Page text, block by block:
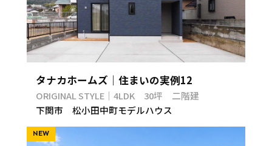
タナカホームズ｜住まいの実例12
ORIGINAL STYLE｜4LDK 30坪 二階建
下関市 松小田中町モデルハウス
NEW